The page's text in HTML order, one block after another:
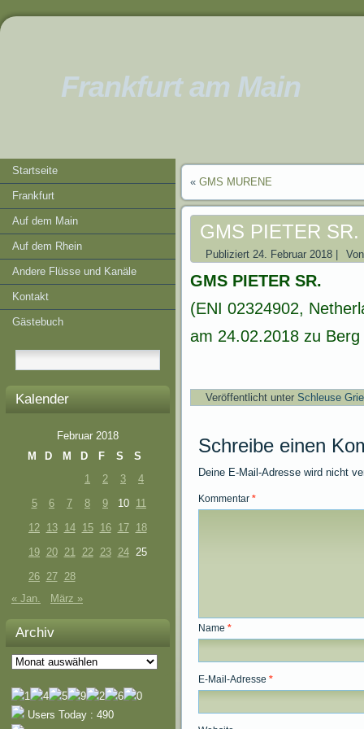
Frankfurt am Main
Startseite
Frankfurt
Auf dem Main
Auf dem Rhein
Andere Flüsse und Kanäle
Kontakt
Gästebuch
Kalender
Februar 2018
M
D M D F S
S
1
2 3
4
5
6 7 8 9 10
11
12 13 14 15 16 17
18
19 20 21 22 23 24 25
26 27 28
« Jan.
März »
Archiv
Archiv
Users Today : 490
« GMS MURENE
GMS PIETER SR.
Publiziert 24. Februar 2018 Von
GMS PIETER SR.
(ENI 02324902,
am 24.02.2018 zu
Veröffentlicht unter Schleuse
Schreibe einen
Deine E-Mail-Adresse wird nicht
Kommentar *
Name *
E-Mail-Adresse *